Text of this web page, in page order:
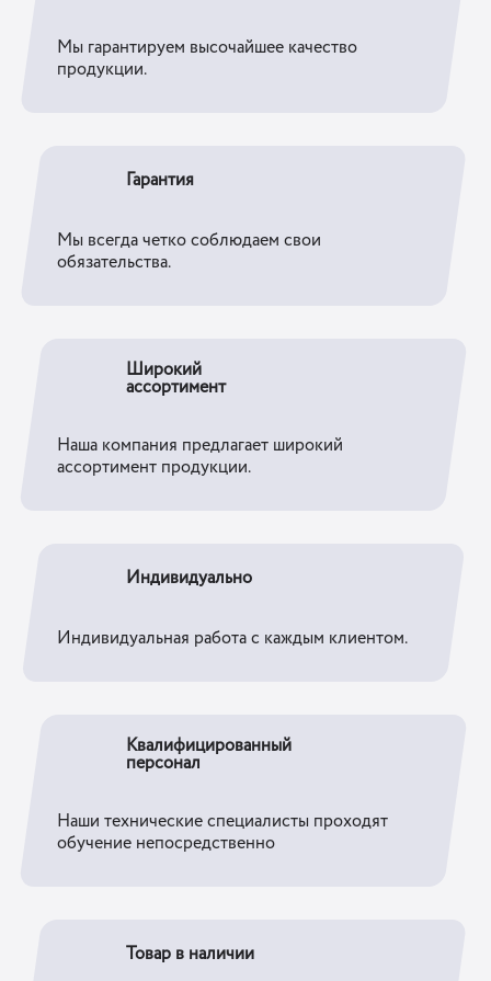
Мы гарантируем высочайшее качество
продукции.
Гарантия
Мы всегда четко соблюдаем свои
обязательства.
Широкий
ассортимент
Наша компания предлагает широкий
ассортимент продукции.
Индивидуально
Индивидуальная работа с каждым клиентом.
Квалифицированный
персонал
Наши технические специалисты проходят
обучение непосредственно
Товар в наличии